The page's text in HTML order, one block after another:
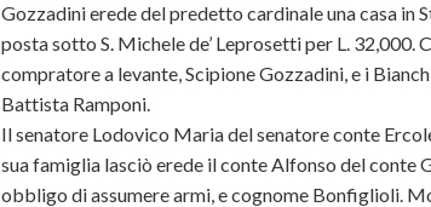
Gozzadini erede del predetto cardinale una casa
posta sotto S. Michele de’ Leprosetti per L. 32,000.
compratore a levante, Scipione Gozzadini, e i
Battista Ramponi.
Il senatore Lodovico Maria del senatore conte
sua famiglia lasciò erede il conte Alfonso del conte
obbligo di assumere armi, e cognome Bonfiglioli.